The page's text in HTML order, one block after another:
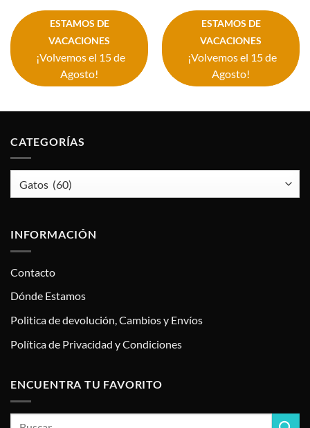
ESTAMOS DE
VACACIONES
¡Volvemos el 15 de
Agosto!
ESTAMOS DE
VACACIONES
¡Volvemos el 15 de
Agosto!
CATEGORÍAS
INFORMACIÓN
Contacto
Dónde Estamos
Politica de devolución, Cambios y Envíos
Política de Privacidad y Condiciones
ENCUENTRA TU FAVORITO